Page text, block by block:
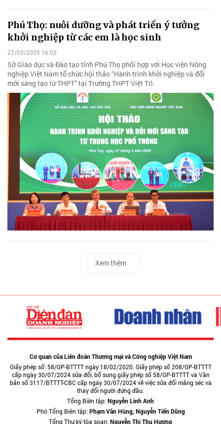
Phú Thọ: nuôi dưỡng và phát triển ý tưởng
khởi nghiệp từ các em là học sinh
27/03/2025 16:03
Sở Giáo dục và Đào tạo tỉnh Phú Thọ phối hợp với Học viện Nông
nghiệp Việt Nam tổ chức hội thảo “Hành trình khởi nghiệp và đổi
mới sáng tạo từ THPT” tại Trường THPT Việt Trì.
Xem thêm
Cơ quan của Liên đoàn Thương mại và Công nghiệp Việt Nam
Giấy phép số: 58/GP-BTTTT ngày 18/02/2020. Giấy phép số 208/GP-BTTTT
cấp ngày 30/07/2024 sửa đổi, bổ sung giấy phép số 58/GP-BTTTT và Văn
bản số 3117/BTTTT-CBC cấp ngày 30/07/2024 về việc sửa đổi măng séc và
thay đổi người đứng đầu.
Tổng Biên tập:Nguyễn Linh Anh
Phó Tổng Biên tập:Phạm Văn Hùng, Nguyễn Tiến Dũng
Tổng Thư ký tòa soạn:Nguyễn Thị Thu Hương